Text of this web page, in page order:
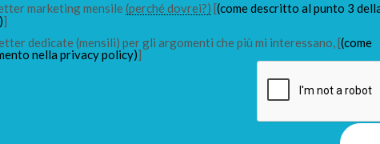
marketing mensile (perché dovrei?) [(come descritto al punto 3
]
dedicate (mensili) per gli argomenti che più mi interessano, [(come
nella privacy policy)]